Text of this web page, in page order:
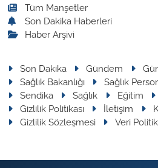
Tüm Manşetler
Son Dakika Haberleri
Haber Arşivi
Son Dakika Gündem
Sağlık Bakanlığı
Sağlık
Sendika
Sağlık Eğitim
Gizlilik Politikası
İletişim
Gizlilik Sözleşmesi
Veri